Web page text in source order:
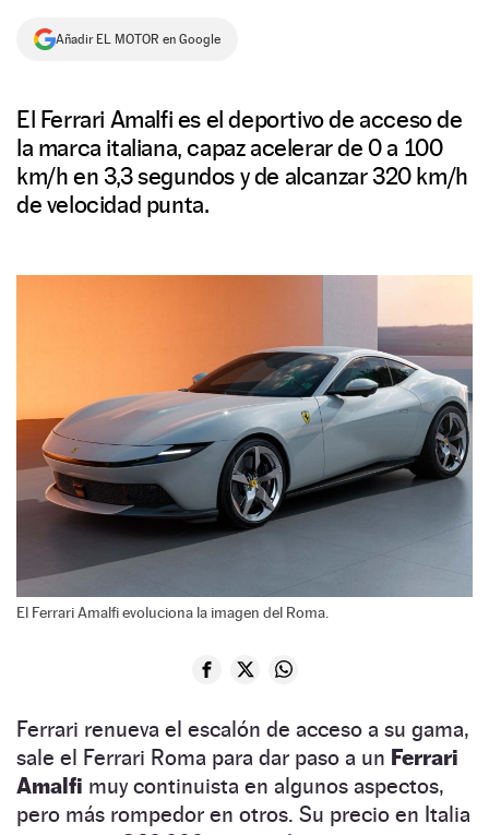
SÍGUENOS
Añadir EL MOTOR en Google
El Ferrari Amalfi es el deportivo de acceso de
la marca italiana, capaz acelerar de 0 a 100
km/h en 3,3 segundos y de alcanzar 320 km/h
de velocidad punta.
El Ferrari Amalfi evoluciona la imagen del Roma.
Ferrari renueva el escalón de acceso a su gama,
sale el Ferrari Roma para dar paso a un Ferrari
Amalfi muy continuista en algunos aspectos,
pero más rompedor en otros. Su precio en Italia